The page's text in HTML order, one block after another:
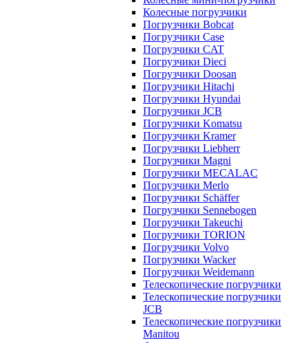
Колесные погрузчики
Погрузчики Bobcat
Погрузчики Case
Погрузчики CAT
Погрузчики Dieci
Погрузчики Doosan
Погрузчики Hitachi
Погрузчики Hyundai
Погрузчики JCB
Погрузчики Komatsu
Погрузчики Kramer
Погрузчики Liebherr
Погрузчики Magni
Погрузчики MECALAC
Погрузчики Merlo
Погрузчики Schäffer
Погрузчики Sennebogen
Погрузчики Takeuchi
Погрузчики TORION
Погрузчики Volvo
Погрузчики Wacker
Погрузчики Weidemann
Телескопические погрузчики
Телескопические погрузчики
JCB
Телескопические погрузчики
Manitou